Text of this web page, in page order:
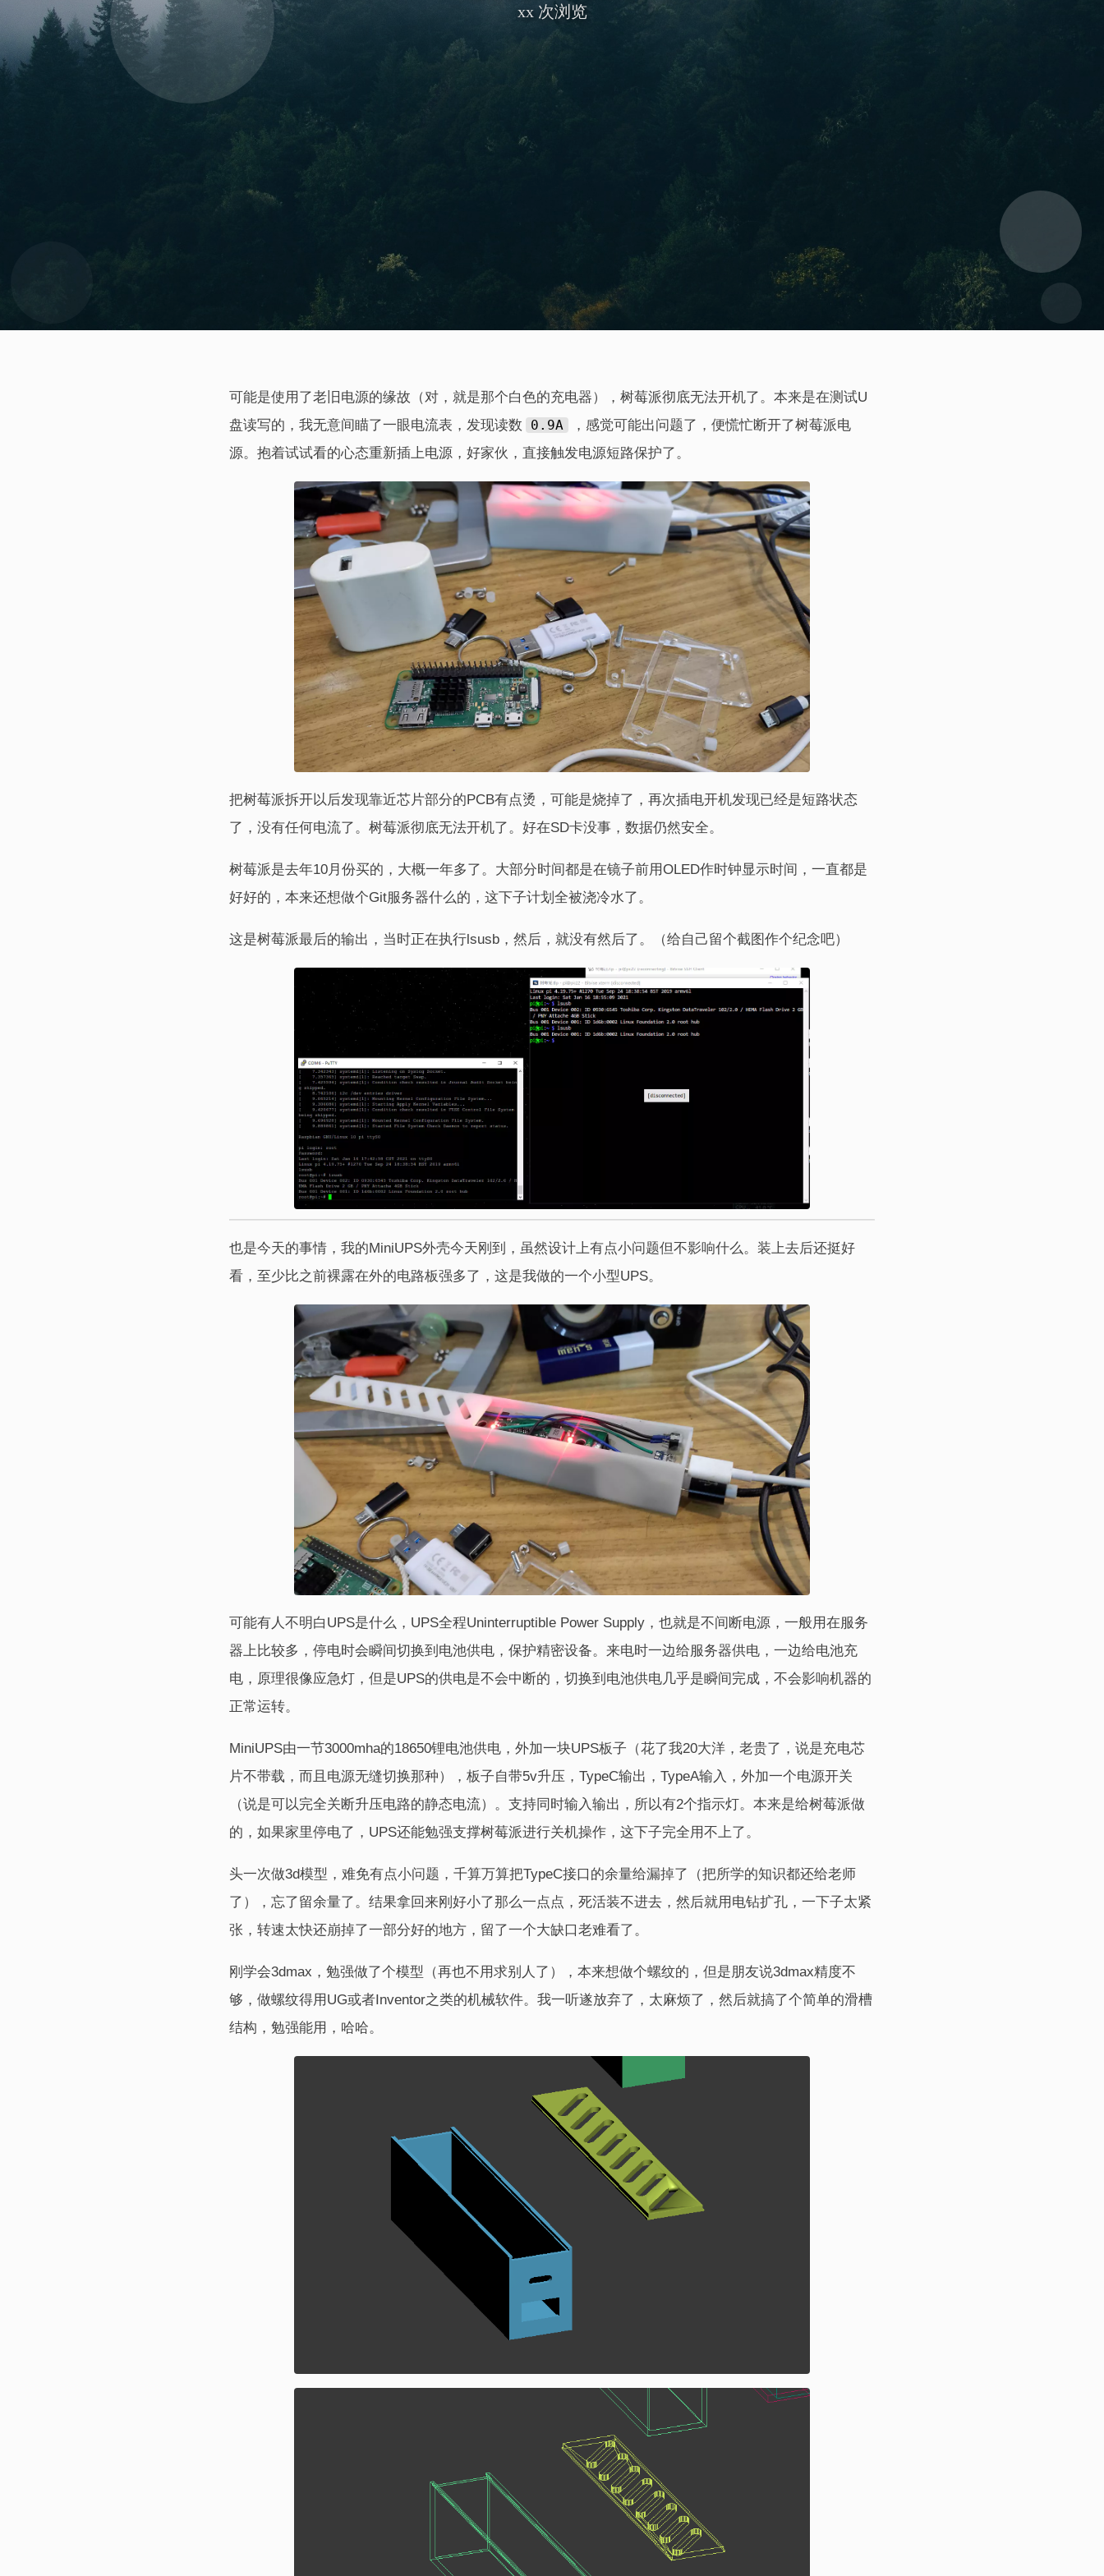
xx次浏览
可能是使用了老旧电源的缘故（对，就是那个白色的充电器），树莓派彻底无法开机了。本来是在测试U
盘读写的，我无意间瞄了一眼电流表，发现读数
0.9A
，感觉可能出问题了，便慌忙断开了树莓派电
源。抱着试试看的心态重新插上电源，好家伙，直接触发电源短路保护了。
把树莓派拆开以后发现靠近芯片部分的PCB有点烫，可能是烧掉了，再次插电开机发现已经是短路状态
了，没有任何电流了。树莓派彻底无法开机了。好在SD卡没事，数据仍然安全。
树莓派是去年10月份买的，大概一年多了。大部分时间都是在镜子前用OLED作时钟显示时间，一直都是
好好的，本来还想做个Git服务器什么的，这下子计划全被浇冷水了。
这是树莓派最后的输出，当时正在执行lsusb，然后，就没有然后了。（给自己留个截图作个纪念吧）
也是今天的事情，我的MiniUPS外壳今天刚到，虽然设计上有点小问题但不影响什么。装上去后还挺好
看，至少比之前裸露在外的电路板强多了，这是我做的一个小型UPS。
可能有人不明白UPS是什么，UPS全程Uninterruptible Power Supply，也就是不间断电源，一般用在服务
器上比较多，停电时会瞬间切换到电池供电，保护精密设备。来电时一边给服务器供电，一边给电池充
电，原理很像应急灯，但是UPS的供电是不会中断的，切换到电池供电几乎是瞬间完成，不会影响机器的
正常运转。
MiniUPS由一节3000mha的18650锂电池供电，外加一块UPS板子（花了我20大洋，老贵了，说是充电芯
片不带载，而且电源无缝切换那种），板子自带5v升压，TypeC输出，TypeA输入，外加一个电源开关
（说是可以完全关断升压电路的静态电流）。支持同时输入输出，所以有2个指示灯。本来是给树莓派做
的，如果家里停电了，UPS还能勉强支撑树莓派进行关机操作，这下子完全用不上了。
头一次做3d模型，难免有点小问题，千算万算把TypeC接口的余量给漏掉了（把所学的知识都还给老师
了），忘了留余量了。结果拿回来刚好小了那么一点点，死活装不进去，然后就用电钻扩孔，一下子太紧
张，转速太快还崩掉了一部分好的地方，留了一个大缺口老难看了。
刚学会3dmax，勉强做了个模型（再也不用求别人了），本来想做个螺纹的，但是朋友说3dmax精度不
够，做螺纹得用UG或者Inventor之类的机械软件。我一听遂放弃了，太麻烦了，然后就搞了个简单的滑槽
结构，勉强能用，哈哈。